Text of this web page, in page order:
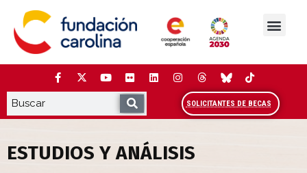
contenido
SOLICITANTES DE BECAS
ESTUDIOS Y ANÁLISIS